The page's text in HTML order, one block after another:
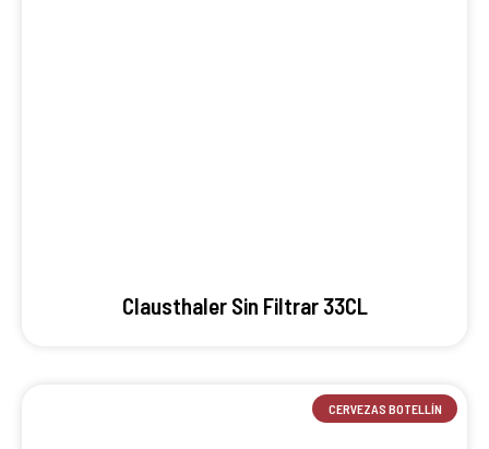
Clausthaler Sin Filtrar 33CL
CERVEZAS BOTELLÍN